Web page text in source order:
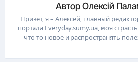
АвторОлексій
Привет, я – Алексей, главный
портала Everyday.sumy.ua, моя
что-то новое и распространять